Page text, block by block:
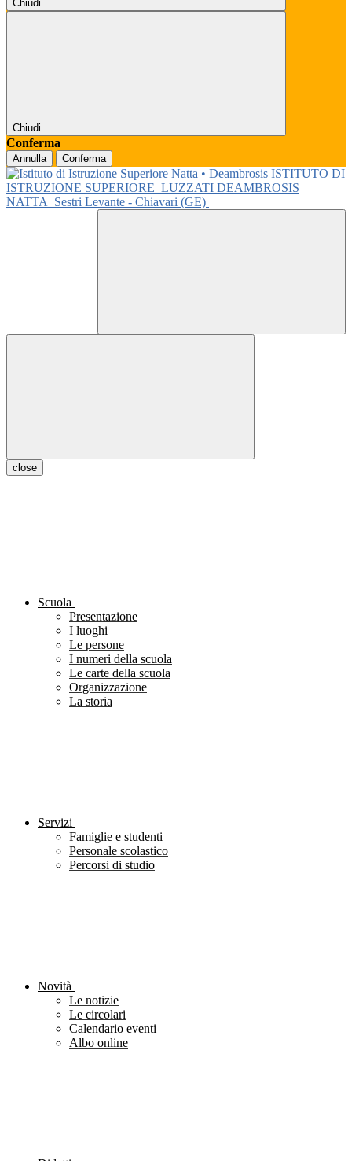
Chiudi
Chiudi
Conferma
Annulla Conferma
ISTITUTO DI
ISTRUZIONE SUPERIORE LUZZATI DEAMBROSIS
NATTA
Sestri Levante - Chiavari (GE)
close
Scuola
Presentazione
I luoghi
Le persone
I numeri della scuola
Le carte della scuola
Organizzazione
La storia
Servizi
Famiglie e studenti
Personale scolastico
Percorsi di studio
Novità
Le notizie
Le circolari
Calendario eventi
Albo online